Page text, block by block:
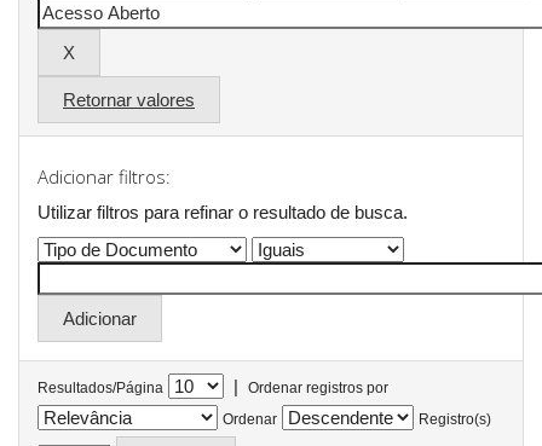
Retornar valores
Adicionar filtros:
Utilizar filtros para refinar o resultado de busca.
Resultados/Página |
Ordenar registros por
Ordenar
Registro(s)